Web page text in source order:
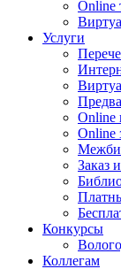
Online
Услуги
Online
Online
Заказ
Конкурсы
Коллегам